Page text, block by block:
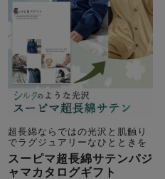
超長綿ならではの光沢と肌触り
でラグジュアリーなひとときを
スーピマ超長綿サテンパジ
ャマカタログギフト